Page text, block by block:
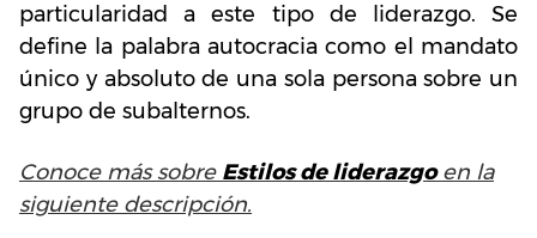
particularidad a este tipo de liderazgo. Se
define la palabra autocracia como el mandato
único y absoluto de una sola persona sobre un
grupo de subalternos.
Conoce más sobre Estilos de liderazgoen la
siguiente descripción.